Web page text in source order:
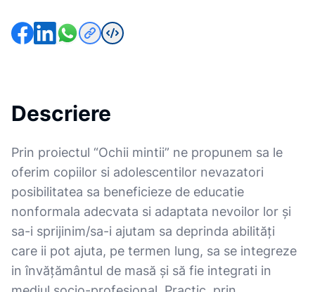
Descriere
Prin proiectul “Ochii mintii” ne propunem sa le
oferim copiilor si adolescentilor nevazatori
posibilitatea sa beneficieze de educatie
nonformala adecvata si adaptata nevoilor lor și
sa-i sprijinim/sa-i ajutam sa deprinda abilități
care ii pot ajuta, pe termen lung, sa se integreze
in învățământul de masă și să fie integrati in